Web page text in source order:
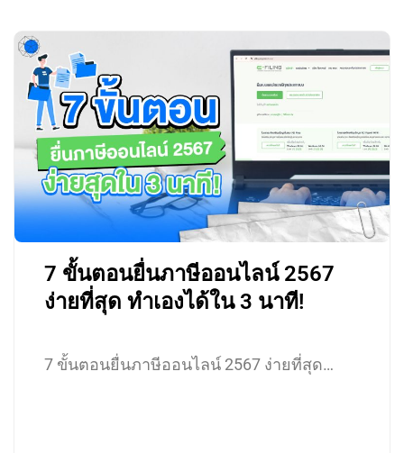
7 ขั้นตอนยื่นภาษีออนไลน์ 2567
ง่ายที่สุด ทำเองได้ใน 3 นาที!
7 ขั้นตอนยื่นภาษีออนไลน์ 2567 ง่ายที่สุด…